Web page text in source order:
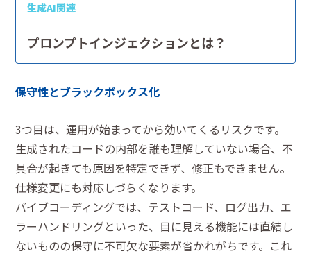
生成AI関連
プロンプトインジェクションとは？
保守性とブラックボックス化
3つ目は、運用が始まってから効いてくるリスクです。
生成されたコードの内部を誰も理解していない場合、不
具合が起きても原因を特定できず、修正もできません。
仕様変更にも対応しづらくなります。
バイブコーディングでは、テストコード、ログ出力、エ
ラーハンドリングといった、目に見える機能には直結し
ないものの保守に不可欠な要素が省かれがちです。これ